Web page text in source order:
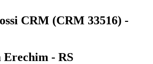
CRM (CRM 33516) -
- RS